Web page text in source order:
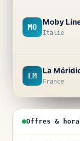
MO
Moby
Italie
LM
La
France
Offres &